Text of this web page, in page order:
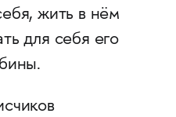
жить в нём
для себя его